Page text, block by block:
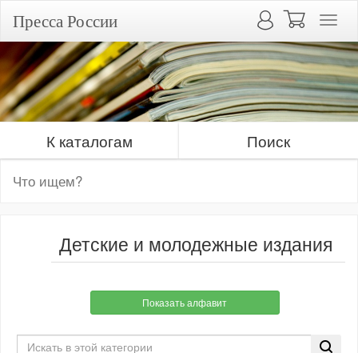
Пресса России
К каталогам Поиск
Детские и молодежные издания
Показать алфавит